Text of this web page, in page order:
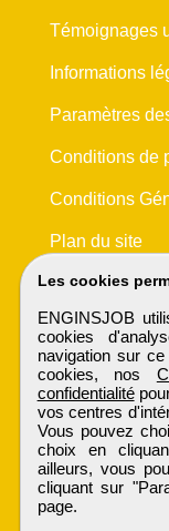
Les cookies
ENGINSJOB
cookies
navigation sur
cookies, nos
confidentialité
vos centres
Vous pouvez
choix en
ailleurs, vous
cliquant sur
page.
Témoignages
Informations
Paramètres
Conditions de
Conditions
Plan du site